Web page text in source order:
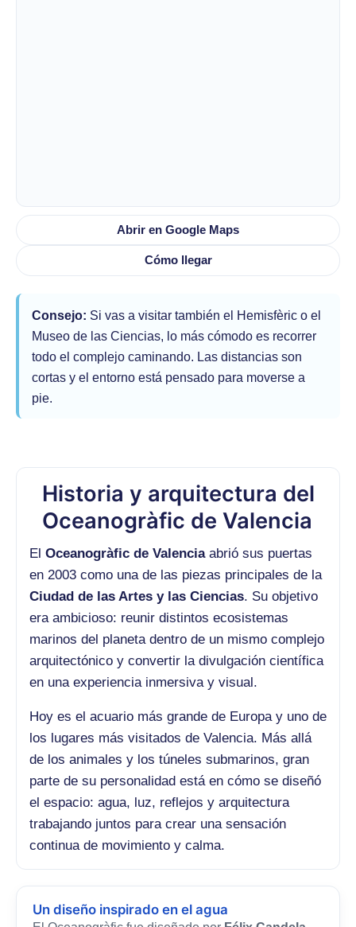
Abrir en Google Maps
Cómo llegar
Consejo: Si vas a visitar también el Hemisfèric o el
Museo de las Ciencias, lo más cómodo es recorrer
todo el complejo caminando. Las distancias son
cortas y el entorno está pensado para moverse a
pie.
Historia y arquitectura del
Oceanogràfic de Valencia
El Oceanogràfic de Valenciaabrió sus puertas
en 2003 como una de las piezas principales de la
Ciudad de las Artes y las Ciencias. Su objetivo
era ambicioso: reunir distintos ecosistemas
marinos del planeta dentro de un mismo complejo
arquitectónico y convertir la divulgación científica
en una experiencia inmersiva y visual.
Hoy es el acuario más grande de Europa y uno de
los lugares más visitados de Valencia. Más allá
de los animales y los túneles submarinos, gran
parte de su personalidad está en cómo se diseñó
el espacio: agua, luz, reflejos y arquitectura
trabajando juntos para crear una sensación
continua de movimiento y calma.
Un diseño inspirado en el agua